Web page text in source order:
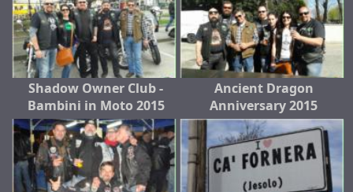
Shadow Owner Club -
Bambini in Moto 2015
Ancient Dragon
Anniversary 2015